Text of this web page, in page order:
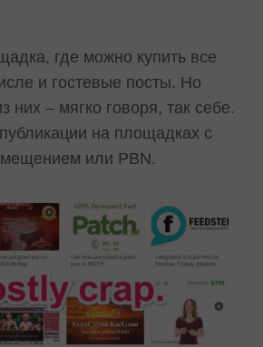
где можно купить все
и гостевые посты. Но
них – мягко говоря, так себе.
на площадках с
или PBN.